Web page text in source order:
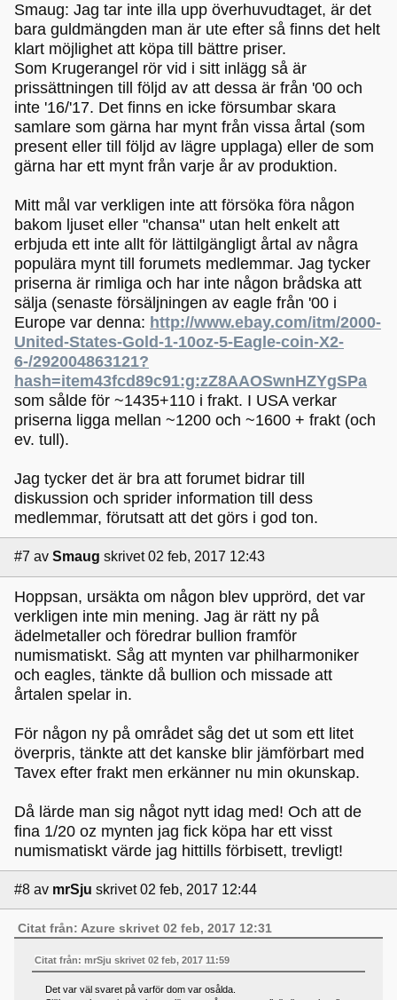
Smaug: Jag tar inte illa upp överhuvudtaget, är det
bara guldmängden man är ute efter så finns det helt
klart möjlighet att köpa till bättre priser.
Som Krugerangel rör vid i sitt inlägg så är
prissättningen till följd av att dessa är från '00 och
inte '16/'17. Det finns en icke försumbar skara
samlare som gärna har mynt från vissa årtal (som
present eller till följd av lägre upplaga) eller de som
gärna har ett mynt från varje år av produktion.
Mitt mål var verkligen inte att försöka föra någon
bakom ljuset eller "chansa" utan helt enkelt att
erbjuda ett inte allt för lättilgängligt årtal av några
populära mynt till forumets medlemmar. Jag tycker
priserna är rimliga och har inte någon brådska att
sälja (senaste försäljningen av eagle från '00 i
Europe var denna: http://www.ebay.com/itm/2000-
United-States-Gold-1-10oz-5-Eagle-coin-X2-
6-/292004863121?
hash=item43fcd89c91:g:zZ8AAOSwnHZYgSPa
som sålde för ~1435+110 i frakt. I USA verkar
priserna ligga mellan ~1200 och ~1600 + frakt (och
ev. tull).
Jag tycker det är bra att forumet bidrar till
diskussion och sprider information till dess
medlemmar, förutsatt att det görs i god ton.
#7 av Smaug skrivet 02 feb, 2017 12:43
Hoppsan, ursäkta om någon blev upprörd, det var
verkligen inte min mening. Jag är rätt ny på
ädelmetaller och föredrar bullion framför
numismatiskt. Såg att mynten var philharmoniker
och eagles, tänkte då bullion och missade att
årtalen spelar in.
För någon ny på området såg det ut som ett litet
överpris, tänkte att det kanske blir jämförbart med
Tavex efter frakt men erkänner nu min okunskap.
Då lärde man sig något nytt idag med! Och att de
fina 1/20 oz mynten jag fick köpa har ett visst
numismatiskt värde jag hittills förbisett, trevligt!
#8 av mrSju skrivet 02 feb, 2017 12:44
Citat från: Azure skrivet 02 feb, 2017 12:31
Citat från: mrSju skrivet 02 feb, 2017 11:59
Det var väl svaret på varför dom var osålda.